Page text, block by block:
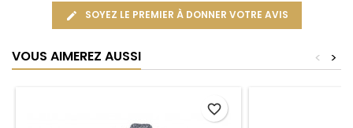
SOYEZ LE PREMIER À DONNER VOTRE AVIS
VOUS AIMEREZ AUSSI >
<
favorite_border